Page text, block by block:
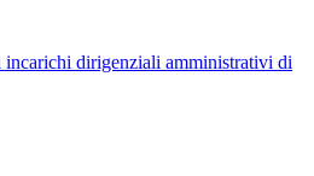
dirigenziali amministrativi di